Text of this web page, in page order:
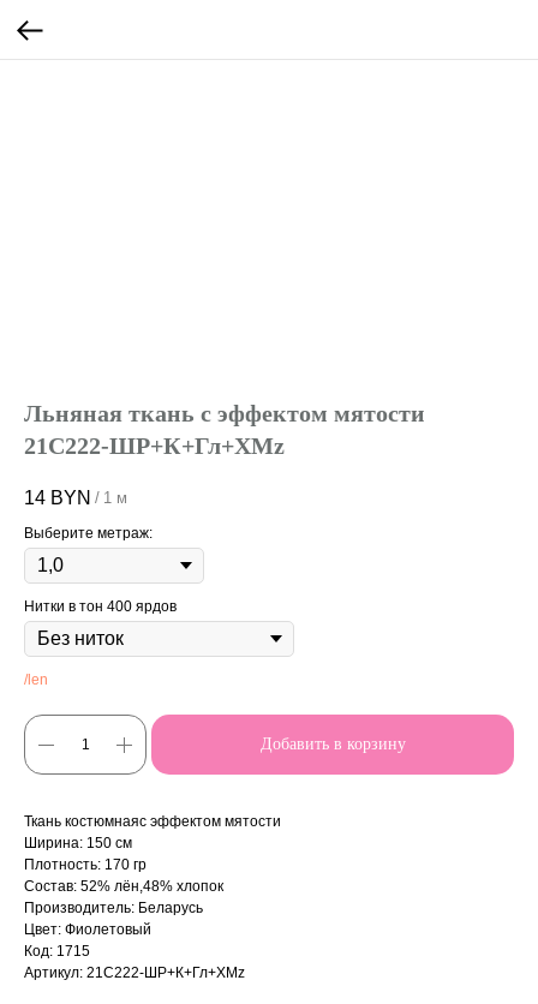
Льняная ткань с эффектом мятости
21С222-ШР+К+Гл+ХМz
14 BYN / 1 м
Выберите метраж:
Нитки в тон 400 ярдов
/len
Добавить в корзину
Ткань костюмнаяс эффектом мятости
Ширина: 150 см
Плотность: 170 гр
Состав: 52% лён,48% хлопок
Производитель: Беларусь
Цвет: Фиолетовый
Код: 1715
Артикул: 21С222-ШР+К+Гл+ХМz